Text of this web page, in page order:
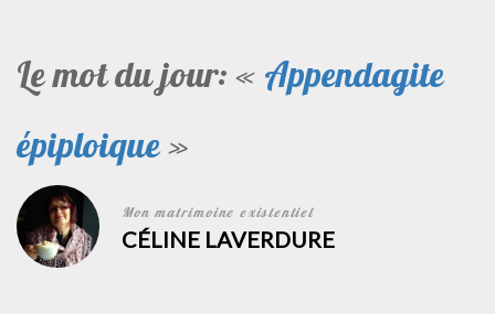
content
Le mot du jour: «Appendagite
épiploique»
Mon matrimoine existentiel
CÉLINE LAVERDURE